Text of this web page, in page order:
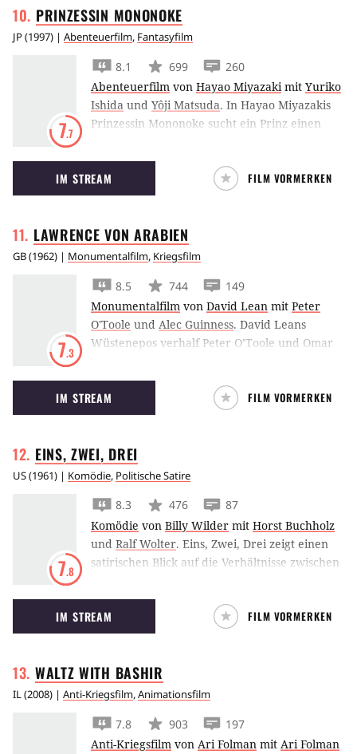
PRINZESSIN MONONOKE
JP(1997) | Abenteuerfilm, Fantasyfilm
7.7
8.1 699
260
Abenteuerfilm von Hayao Miyazakimit Yuriko
Ishida und Yôji Matsuda. In Hayao Miyazakis
Prinzessin Mononoke sucht ein Prinz einen
wildes Mädchen, das für die Tiergötter des
Waldes kämpft.
IM STREAM FILM VORMERKEN
LAWRENCE VON ARABIEN
GB(1962) | Monumentalfilm, Kriegsfilm
7.3
8.5 744
149
Monumentalfilm von David Lean mit Peter
O'Toole und Alec Guinness. David Leans
Wüstenepos verhalf Peter O’Toole und Omar
Arabien erzählt die Geschichte eines
außergewöhnlichen Mannes und wurde mit
sieben Oscars prämiert.
IM STREAM FILM VORMERKEN
EINS, ZWEI, DREI
US(1961) | Komödie, Politische Satire
7.8
8.3 476
87
Komödie von Billy Wilder mit Horst Buchholz
und Ralf Wolter. Eins, Zwei, Drei zeigt einen
satirischen Blick auf die Verhältnisse zwischen
IM STREAM FILM VORMERKEN
WALTZ WITH BASHIR
IL(2008) | Anti-Kriegsfilm,Animationsfilm
7.8 903
197
Anti-Kriegsfilm von Ari Folman mit Ari Folman